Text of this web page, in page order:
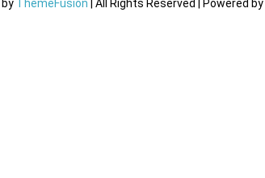
by ThemeFusion | All Rights Reserved | Powered by